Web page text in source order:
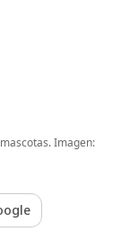
Imagen: